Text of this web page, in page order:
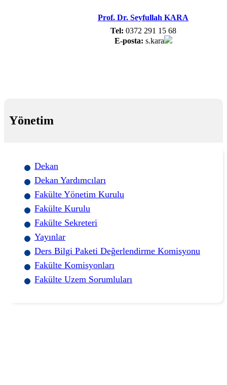
Prof. Dr. Seyfullah KARA
Tel: 0372 291 15 68
E-posta: s.kara
Yönetim
Dekan
Dekan Yardımcıları
Fakülte Yönetim Kurulu
Fakülte Kurulu
Fakülte Sekreteri
Yayınlar
Ders Bilgi Paketi Değerlendirme Komisyonu
Fakülte Komisyonları
Fakülte Uzem Sorumluları